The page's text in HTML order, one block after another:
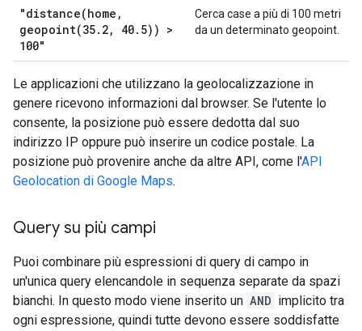
"distance(home ,
geopoint(35. 2, 40. 5)) >
100"
Cerca case a più di 100 metri
da un determinato geopoint.
Le applicazioni che utilizzano la geolocalizzazione in
genere ricevono informazioni dal browser. Se l'utente lo
consente, la posizione può essere dedotta dal suo
indirizzo IP oppure può inserire un codice postale. La
posizione può provenire anche da altre API, come l'API
Geolocation di Google Maps.
Query su più campi
Puoi combinare più espressioni di query di campo in
un'unica query elencandole in sequenza separate da spazi
bianchi. In questo modo viene inserito un AND implicito tra
ogni espressione, quindi tutte devono essere soddisfatte